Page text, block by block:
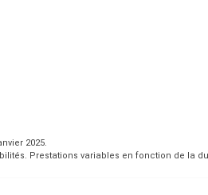
2025.
Prestations variables en fonction de la